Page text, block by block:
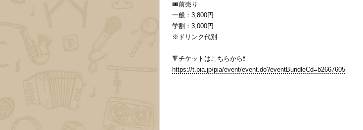
🎟️前売り
一般：3,800円
学割：3,000円
※ドリンク代別
🔻チケットはこちらから❗️
https://t.pia.jp/pia/event/event.do?eventBundleCd=b2667605